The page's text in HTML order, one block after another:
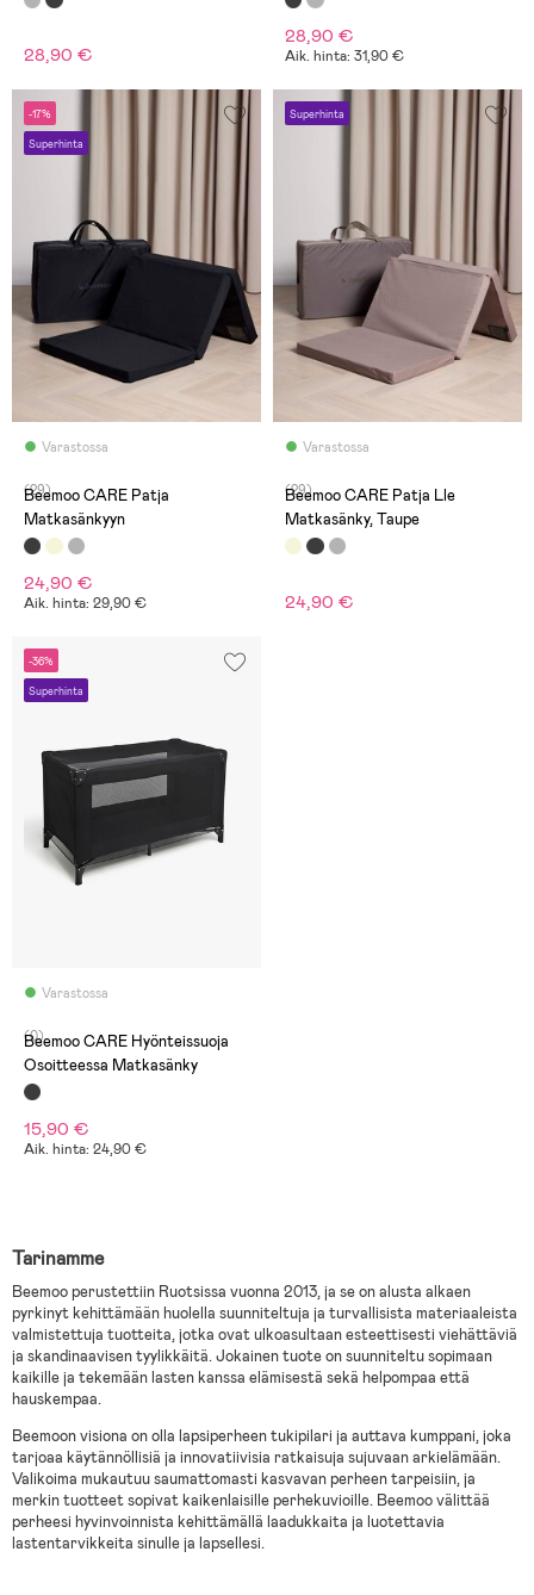
28,90 €
28,90 €
Aik. hinta: 31,90 €
-17%
Superhinta
Varastossa
(29)
Beemoo CARE Patja
Matkasänkyyn
24,90 €
Aik. hinta: 29,90 €
Superhinta
Varastossa
(29)
Beemoo CARE Patja Lle
Matkasänky, Taupe
24,90 €
-36%
Superhinta
Varastossa
(0)
Beemoo CARE Hyönteissuoja
Osoitteessa Matkasänky
15,90 €
Aik. hinta: 24,90 €
Tarinamme
Beemoo perustettiin Ruotsissa vuonna 2013, ja se on alusta alkaen
pyrkinyt kehittämään huolella suunniteltuja ja turvallisista materiaaleista
valmistettuja tuotteita, jotka ovat ulkoasultaan esteettisesti viehättäviä
ja skandinaavisen tyylikkäitä. Jokainen tuote on suunniteltu sopimaan
kaikille ja tekemään lasten kanssa elämisestä sekä helpompaa että
hauskempaa.
Beemoon visiona on olla lapsiperheen tukipilari ja auttava kumppani, joka
tarjoaa käytännöllisiä ja innovatiivisia ratkaisuja sujuvaan arkielämään.
Valikoima mukautuu saumattomasti kasvavan perheen tarpeisiin, ja
merkin tuotteet sopivat kaikenlaisille perhekuvioille. Beemoo välittää
perheesi hyvinvoinnista kehittämällä laadukkaita ja luotettavia
lastentarvikkeita sinulle ja lapsellesi.